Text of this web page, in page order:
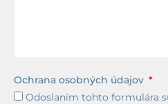
Ochrana osobných údajov
Odoslaním tohto formulára